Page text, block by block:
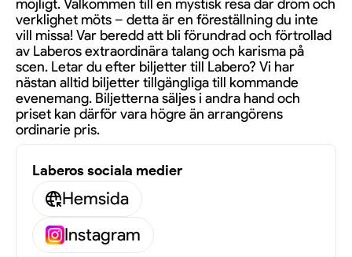
möjligt. Välkommen till en mystisk resa där dröm och
verklighet möts – detta är en föreställning du inte
vill missa! Var beredd att bli förundrad och förtrollad
av Laberos extraordinära talang och karisma på
scen. Letar du efter biljetter till Labero? Vi har
nästan alltid biljetter tillgängliga till kommande
evenemang. Biljetterna säljes i andra hand och
priset kan därför vara högre än arrangörens
ordinarie pris.
Laberos sociala medier
Hemsida
Instagram